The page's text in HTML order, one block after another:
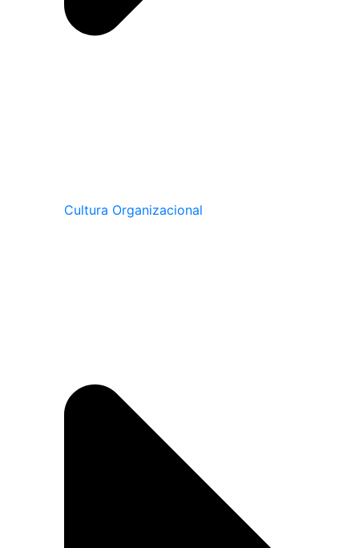
Cultura Organizacional